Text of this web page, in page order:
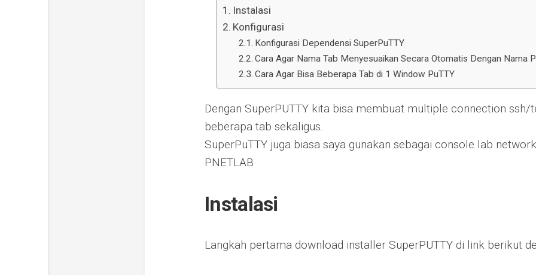
Instalasi
Konfigurasi
Konfigurasi Dependensi SuperPuTTY
Cara Agar Nama Tab Menyesuaikan Secara Otomatis Dengan Nama
Cara Agar Bisa Beberapa Tab di 1 Window PuTTY
Dengan SuperPUTTY kita bisa membuat multiple connection ssh/
beberapa tab sekaligus.
SuperPuTTY juga biasa saya gunakan sebagai console lab
PNETLAB
Instalasi
Langkah pertama download installer SuperPUTTY di link berikut